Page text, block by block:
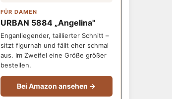
FÜR DAMEN
URBAN 5884 „Angelina"
Enganliegender, taillierter Schnitt –
sitzt figurnah und fällt eher schmal
aus. Im Zweifel eine Größe größer
bestellen.
Bei Amazon ansehen →